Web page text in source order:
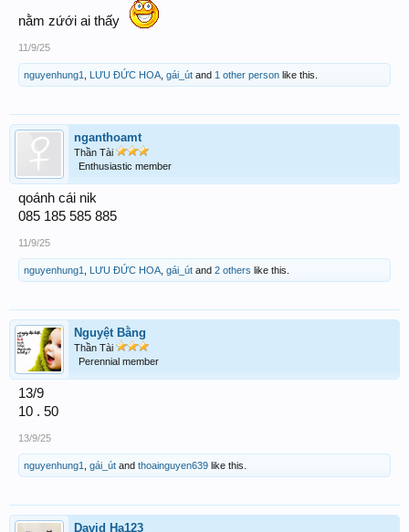
nằm zứới ai thấy
11/9/25
nguyenhung1 LƯU ĐỨC HOA gái_út and 1 other person like this.
nganthoamt
Thần Tài
Enthusiastic member
qoánh cái nik
085 185 585 885
11/9/25
nguyenhung1 LƯU ĐỨC HOA gái_út and 2 others like this.
Nguyệt Bằng
Thần Tài
Perennial member
13/9
10 . 50
13/9/25
nguyenhung1 gái_út and thoainguyen639 like this.
David Ha123